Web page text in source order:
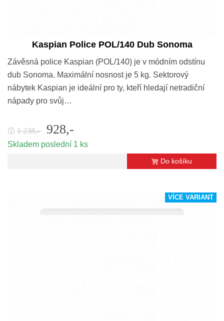
Kaspian Police POL/140 Dub Sonoma
Závěsná police Kaspian (POL/140) je v módním odstínu
dub Sonoma. Maximální nosnost je 5 kg. Sektorový
nábytek Kaspian je ideální pro ty, kteří hledají netradiční
nápady pro svůj…
🛈 1 238,- 928,-
Skladem poslední 1 ks
Do košíku
VÍCE VARIANT